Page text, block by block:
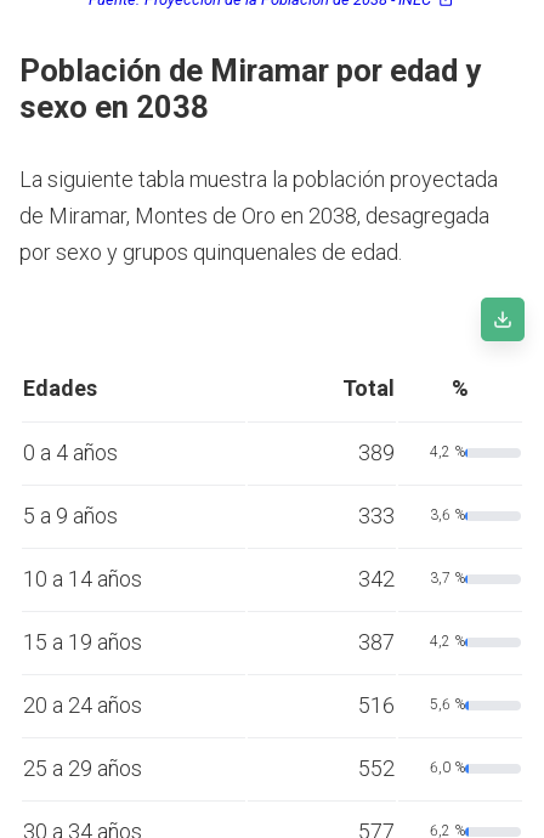
Población de Miramar por edad y
sexo en 2038
La siguiente tabla muestra la población proyectada
de Miramar, Montes de Oro en 2038, desagregada
por sexo y grupos quinquenales de edad.
Edades Total %
0 a 4 años 389 4,2 %
5 a 9 años 333 3,6 %
10 a 14 años 342 3,7 %
15 a 19 años 387 4,2 %
20 a 24 años 516 5,6 %
25 a 29 años 552 6,0 %
30 a 34 años 577 6,2 %